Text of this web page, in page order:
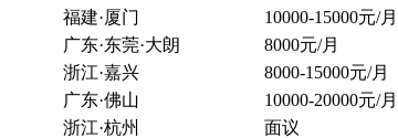
福建·厦门 10000-15000元/月
广东·东莞·大朗
8000元/月
浙江·嘉兴
8000-15000元/月
广东·佛山
10000-20000元/月
浙江·杭州
面议